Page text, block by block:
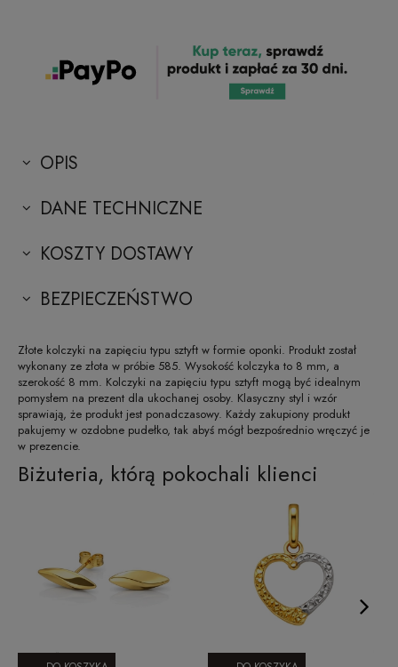
OPIS
DANE TECHNICZNE
KOSZTY DOSTAWY
BEZPIECZEŃSTWO
Złote kolczyki na zapięciu typu sztyft w formie oponki. Produkt został
wykonany ze złota w próbie 585. Wysokość kolczyka to 8 mm, a
szerokość 8 mm. Kolczyki na zapięciu typu sztyft mogą być idealnym
pomysłem na prezent dla ukochanej osoby. Klasyczny styl i wzór
sprawiają, że produkt jest ponadczasowy. Każdy zakupiony produkt
pakujemy w ozdobne pudełko, tak abyś mógł bezpośrednio wręczyć je
w prezencie.
Biżuteria, którą pokochali klienci